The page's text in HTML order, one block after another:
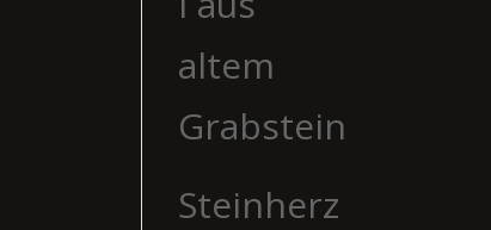
altem
Grabstein
Steinherz